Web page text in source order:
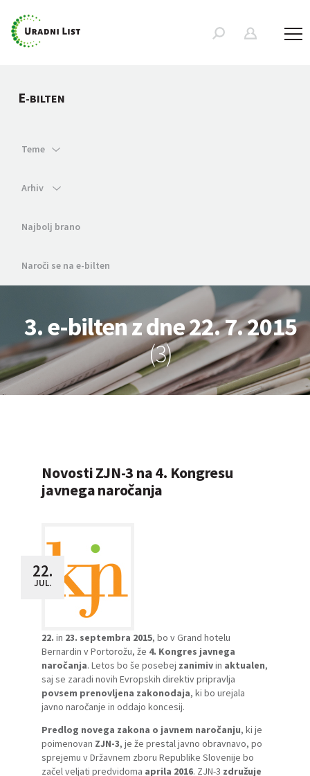
E-BILTEN
Teme
Arhiv
Najbolj brano
Naroči se na e-bilten
3. e-bilten z dne 22. 7. 2015
(3)
Novosti ZJN-3 na 4. Kongresu
javnega naročanja
22.
JUL.
22. in 23. septembra 2015, bo v Grand hotelu
Bernardin v Portorožu, že 4. Kongres javnega
naročanja. Letos bo še posebej zanimivin aktualen,
saj se zaradi novih Evropskih direktiv pripravlja
povsem prenovljena zakonodaja, ki bo urejala
javno naročanje in oddajo koncesij.
Predlog novega zakona o javnem naročanju, ki je
poimenovan ZJN-3, je že prestal javno obravnavo, po
sprejemu v Državnem zboru Republike Slovenije bo
začel veljati predvidoma aprila 2016. ZJN-3 združuje